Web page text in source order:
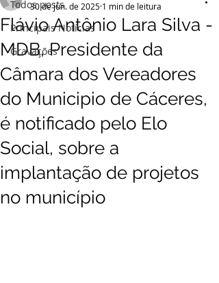
Todos posts
Principais Notícias
Gravações
Flávio Antônio Lara Silva -
MDB, Presidente da
Câmara dos Vereadores
do Municipio de Cáceres,
é notificado pelo Elo
Social, sobre a
implantação de projetos
no município
30 de jun. de 2025 1 min de leitura